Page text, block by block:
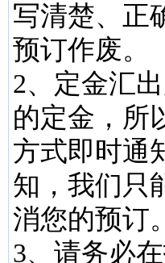
写清楚、正
预订作废。
2、定金汇
的定金，所
方式即时通
知，我们只
消您的预订。
3、请务必